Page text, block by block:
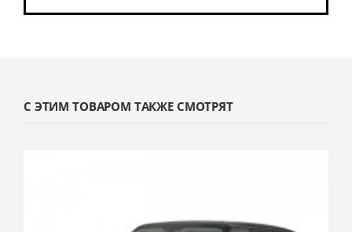
С ЭТИМ ТОВАРОМ ТАКЖЕ СМОТРЯТ